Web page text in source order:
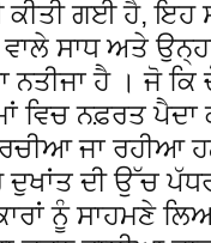
ਕੀਤੀ ਗਈ ਹੈ,
ਸਾਧ ਅਤੇ
ਨਤੀਜਾ ਹੈ । ਜੋ
ਵਿਚ ਨਫ਼ਰਤ
ਜਾ ਰਹੀਆ
ਦੀ ਉੱਚ
ਨੂੰ ਸਾਹਮਣੇ